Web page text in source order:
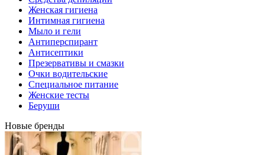
Женская гигиена
Интимная гигиена
Мыло и гели
Антиперспирант
Антисептики
Презервативы и смазки
Очки водительские
Специальное питание
Женские тесты
Беруши
Новые бренды